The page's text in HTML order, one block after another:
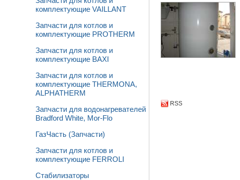
комплектующие VAILLANT
Запчасти для котлов и
комплектующие PROTHERM
Запчасти для котлов и
комплектующие BAXI
Запчасти для котлов и
комплектующие THERMONA,
ALPHATHERM
Запчасти для водонагревателей
Bradford White, Mor-Flo
ГазЧасть (Запчасти)
Запчасти для котлов и
комплектующие FERROLI
Стабилизаторы
RSS